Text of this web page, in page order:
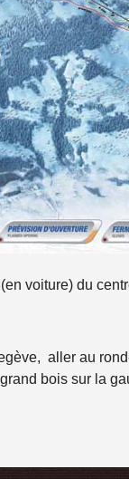
voiture) du
aller au
bois sur la